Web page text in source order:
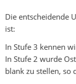
Die entscheidende
ist:
In Stufe 3 kennen
In Stufe 2 wurde
blank zu stellen, so